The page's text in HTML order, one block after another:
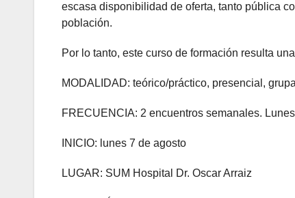
escasa disponibilidad de oferta, tanto pública
población.
Por lo tanto, este curso de formación resulta
MODALIDAD: teórico/práctico, presencial, grupal
FRECUENCIA: 2 encuentros semanales.
INICIO: lunes 7 de agosto
LUGAR: SUM Hospital Dr. Oscar Arraiz